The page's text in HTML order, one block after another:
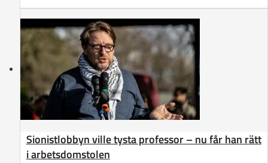
Sionistlobbyn ville tysta professor – nu får han rätt
i arbetsdomstolen